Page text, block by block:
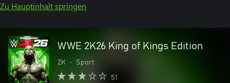
Zu Hauptinhalt springen
WWE 2K26 King of Kings Edition
2K • Sport
51